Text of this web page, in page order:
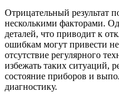
Отрицательный результат
несколькими факторами.
деталей, что приводит к
ошибкам могут привести
отсутствие регулярного
избежать таких ситуаций,
состояние приборов и
диагностику.